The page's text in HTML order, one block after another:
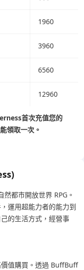
1960
3960
6560
12960
首次充值您的
領取一次。
都市開放世界 RPG。
運用超能力者的能力到
的生活方式，經營事
值購買。透過 BuffBuff